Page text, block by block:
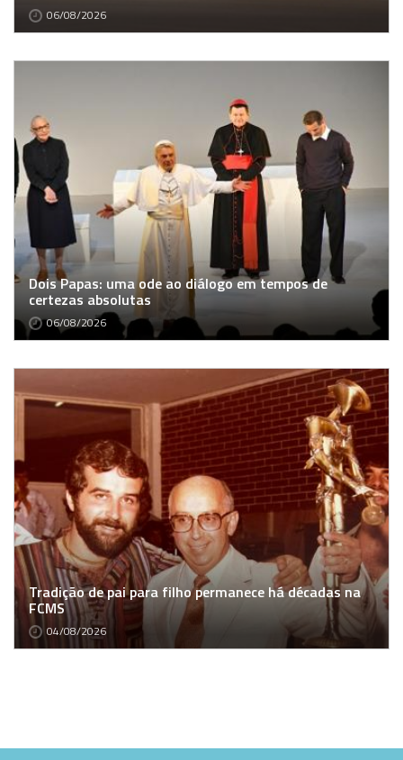
06/08/2026
Dois Papas: uma ode ao diálogo em tempos de
certezas absolutas
06/08/2026
Tradição de pai para filho permanece há décadas na
FCMS
04/08/2026